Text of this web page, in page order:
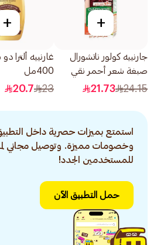
+
جارنييه كولور ناتشورال
صبغة شعر أحمر نقي
6.60 1قطعة
24.15
21.73
+
غارنييه ألترا
400مل
23
20.7
استمتع بميزات حصرية داخل
وخصومات مميزة. وتوصيل مجاني
للمستخدمين الجدد!
حمل التطبيق الآن